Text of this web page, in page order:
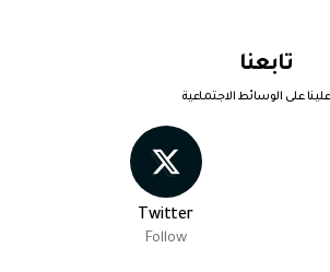
تابعنا
علينا على الوسائط الاجتماعية
Twitter
Follow